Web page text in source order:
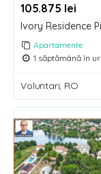
105.875 lei
Apartamente
1 săptămână în
Voluntari, RO